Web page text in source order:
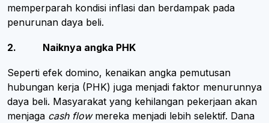
memperparah kondisi inflasi dan berdampak pada
penurunan daya beli.
2. Naiknya angka PHK
Seperti efek domino, kenaikan angka pemutusan
hubungan kerja (PHK) juga menjadi faktor menurunnya
daya beli. Masyarakat yang kehilangan pekerjaan akan
menjaga cash flowmereka menjadi lebih selektif. Dana